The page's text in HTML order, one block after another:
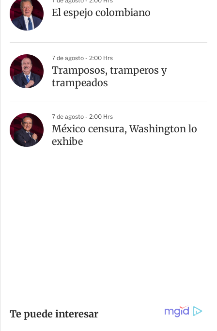
El espejo colombiano
7 de agosto - 2:00 Hrs
Tramposos, tramperos y
trampeados
7 de agosto - 2:00 Hrs
México censura, Washington lo
exhibe